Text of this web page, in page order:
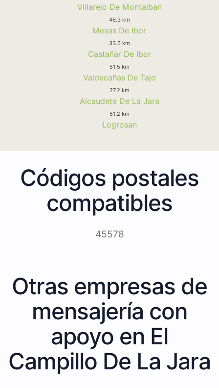
Villarejo De Montalban
46.3 km
Mesas De Ibor
33.5 km
Castañar De Ibor
51.5 km
Valdecañas De Tajo
27.2 km
Alcaudete De La Jara
51.2 km
Logrosan
Códigos postales
compatibles
45578
Otras empresas de
mensajería con
apoyo en El
Campillo De La Jara